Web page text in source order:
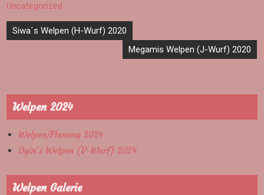
Uncategorized
Beitragsnavigation
Siwa´s Welpen (H-Wurf) 2020
Megamis Welpen (J-Wurf) 2020
Welpen 2024
Welpen/Planung 2024
Ogin´s Welpen (V-Wurf) 2024
Welpen Galerie